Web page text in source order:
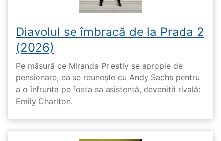
Diavolul se îmbracă de la Prada 2
(2026)
Pe măsură ce Miranda Priestly se apropie de
pensionare, ea se reunește cu Andy Sachs pentru
a o înfrunta pe fosta sa asistentă, devenită rivală:
Emily Charlton.